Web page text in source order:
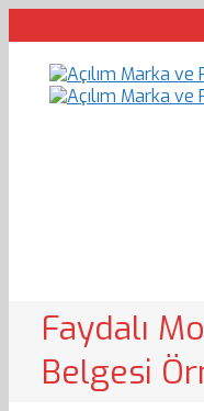
Faydalı
Belgesi